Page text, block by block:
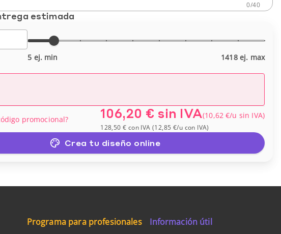
0/40
estimada
5 ej. min
1418 ej. max
promocional? 106,20 € sin IVA(10,62 €/u sin IVA)
128,50 € con IVA (12,85 €/u con IVA)
Crea tu diseño online
Programa para profesionales Información útil